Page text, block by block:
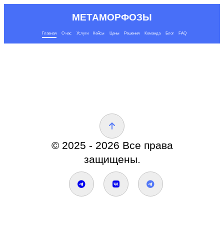
МЕТАМОРФОЗЫ
Главная О нас Услуги Кейсы Цены Решения Команда Блог FAQ
© 2025 - 2026 Все права
защищены.